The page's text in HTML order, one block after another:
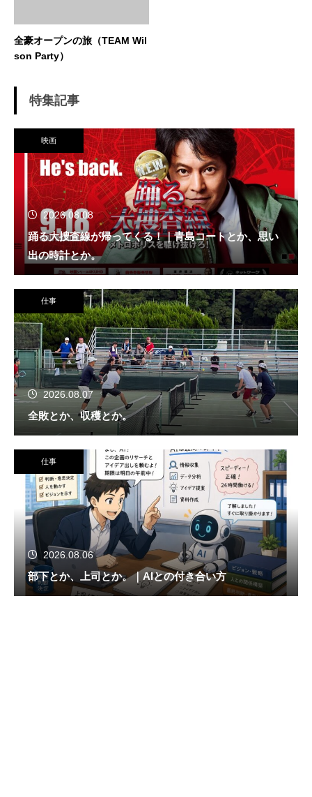
全豪オープンの旅（TEAM Wil
son Party）
特集記事
映画
2026.08.08
踊る大捜査線が帰ってくる！｜青島コートとか、思い
出の時計とか。
仕事
2026.08.07
全敗とか、収穫とか。
仕事
2026.08.06
部下とか、上司とか。｜AIとの付き合い方